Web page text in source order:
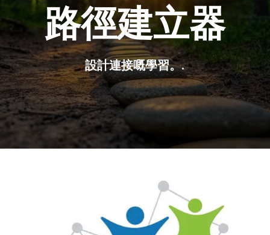
路徑建立器
設計連接嘅學習。.
Hindi
Tagalog
Italian